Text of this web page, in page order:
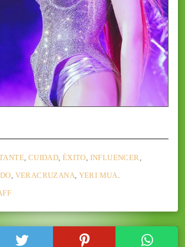
CUIDAD ÉXITO INFLUENCER
VERACRUZANA YERI MUA